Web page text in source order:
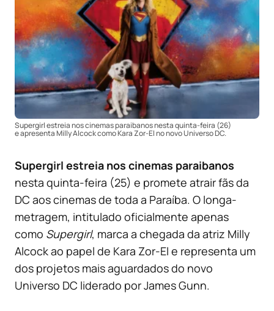
Supergirl estreia nos cinemas paraibanos nesta quinta-feira (26)
e apresenta Milly Alcock como Kara Zor-El no novo Universo DC.
Supergirl estreia nos cinemas paraibanos
nesta quinta-feira (25) e promete atrair fãs da
DC aos cinemas de toda a Paraíba. O longa-
metragem, intitulado oficialmente apenas
como Supergirl, marca a chegada da atriz Milly
Alcock ao papel de Kara Zor-El e representa um
dos projetos mais aguardados do novo
Universo DC liderado por James Gunn.